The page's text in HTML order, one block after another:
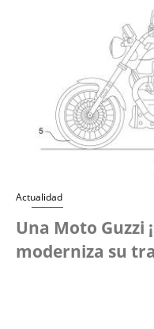
Actualidad
Una Moto Guzzi
moderniza su